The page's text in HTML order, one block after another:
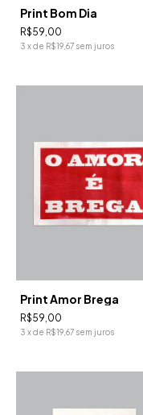
Print Bom Dia
R$59,00
3 xde R$19,67 sem juros
Print Amor Brega
R$59,00
3 xde R$19,67 sem juros